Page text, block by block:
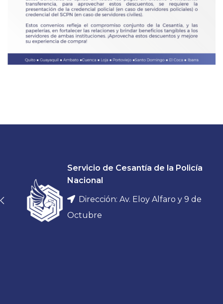
CONVENIOS
Nuevos convenios, beneficios
exclusivos para nuestros socios.
VER MÁS
Servicio de Cesantía de la Policía
Nacional
Dirección: Av. Eloy Alfaro y 9 de
Octubre